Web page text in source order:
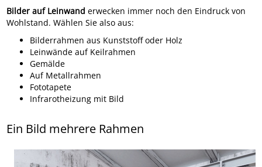
Bilder auf Leinwand erwecken immer noch den Eindruck von
Wohlstand. Wählen Sie also aus:
Bilderrahmen aus Kunststoff oder Holz
Leinwände auf Keilrahmen
Gemälde
Auf Metallrahmen
Fototapete
Infrarotheizung mit Bild
Ein Bild mehrere Rahmen